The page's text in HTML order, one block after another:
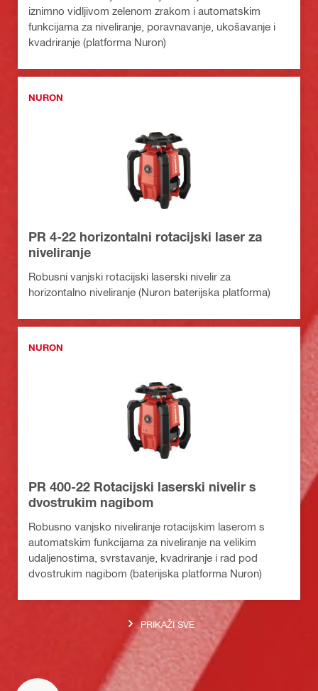
iznimno vidljivom zelenom zrakom i automatskim
funkcijama za niveliranje, poravnavanje, ukošavanje i
kvadriranje (platforma Nuron)
NURON
PR 4-22 horizontalni rotacijski laser za
niveliranje
Robusni vanjski rotacijski laserski nivelir za
horizontalno niveliranje (Nuron baterijska platforma)
NURON
PR 400-22 Rotacijski laserski nivelir s
dvostrukim nagibom
Robusno vanjsko niveliranje rotacijskim laserom s
automatskim funkcijama za niveliranje na velikim
udaljenostima, svrstavanje, kvadriranje i rad pod
dvostrukim nagibom (baterijska platforma Nuron)
PRIKAŽI SVE